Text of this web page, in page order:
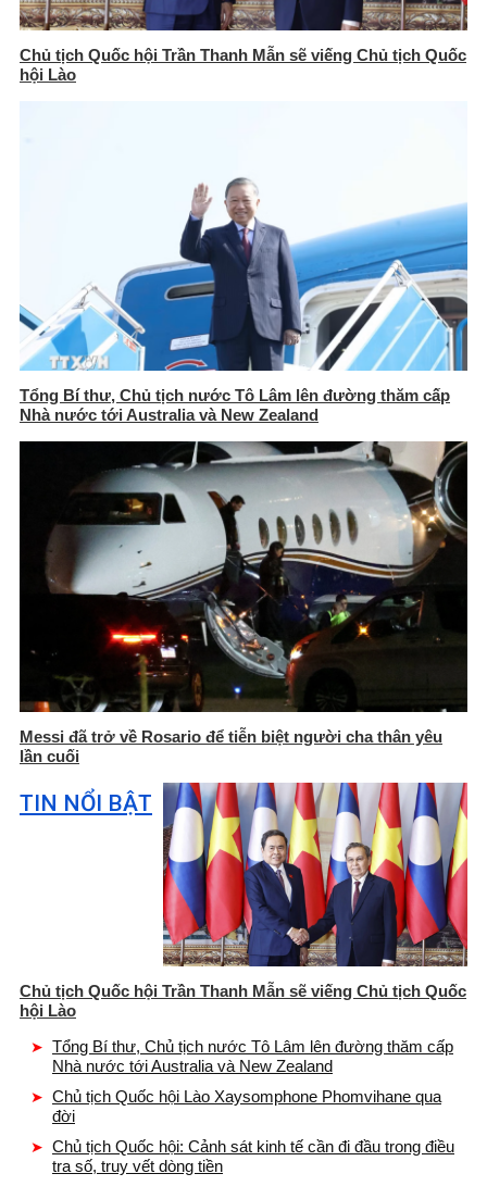
Chủ tịch Quốc hội Trần Thanh Mẫn sẽ viếng Chủ tịch Quốc
hội Lào
Tổng Bí thư, Chủ tịch nước Tô Lâm lên đường thăm cấp
Nhà nước tới Australia và New Zealand
Messi đã trở về Rosario để tiễn biệt người cha thân yêu
lần cuối
TIN NỔI BẬT
Chủ tịch Quốc hội Trần Thanh Mẫn sẽ viếng Chủ tịch Quốc
hội Lào
Tổng Bí thư, Chủ tịch nước Tô Lâm lên đường thăm cấp
Nhà nước tới Australia và New Zealand
Chủ tịch Quốc hội Lào Xaysomphone Phomvihane qua
đời
Chủ tịch Quốc hội: Cảnh sát kinh tế cần đi đầu trong điều
tra số, truy vết dòng tiền